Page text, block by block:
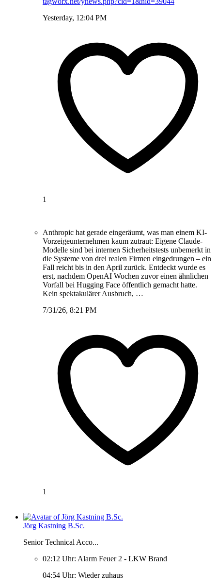
Yesterday, 12:04 PM
1
Anthropic hat gerade eingeräumt, was man einem KI-
Vorzeigeunternehmen kaum zutraut: Eigene Claude-
Modelle sind bei internen Sicherheitstests unbemerkt in
die Systeme von drei realen Firmen eingedrungen – ein
Fall reicht bis in den April zurück. Entdeckt wurde es
erst, nachdem OpenAI Wochen zuvor einen ähnlichen
Vorfall bei Hugging Face öffentlich gemacht hatte.
Kein spektakulärer Ausbruch, …
7/31/26, 8:21 PM
1
Jörg Kastning B.Sc.
Senior Technical Acco...
02:12 Uhr: Alarm Feuer 2 - LKW Brand
04:54 Uhr: Wieder zuhaus